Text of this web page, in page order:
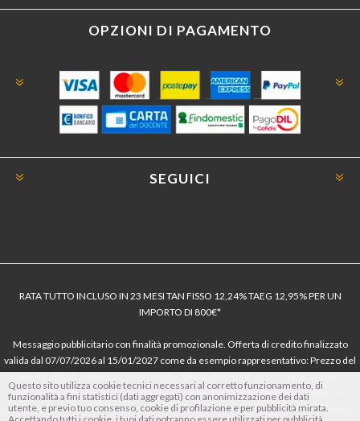
OPZIONI DI PAGAMENTO
SEGUICI
RATA TUTTO INCLUSO IN 23 MESI TAN FISSO 12,24% TAEG 12,95% PER UN
IMPORTO DI 800€*
Messaggio pubblicitario con finalità promozionale. Offerta di credito finalizzato
valida dal 07/07/2026 al 15/01/2027 come da esempio rappresentativo: Prezzo del
dell’offerta azzerati. Importo totale del credito € 800. Importo totale dovuto dal
Consumatore € 920. Decorrenza media della prima rata a 90 giorni. Al fine di gestire
Questo sito utilizza cookie tecnici necessari al corretto funzionamento, di
funzionalità a fini statistici (dati aggregati) con anonimizzazione dei dati
utente, e previo tuo consenso, cookie di profilazione e per pubblicità mirata.